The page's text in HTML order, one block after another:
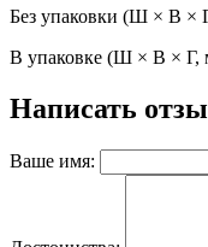
Без упаковки (Ш × В ×
В упаковке (Ш × В × Г,
Написать
Ваше имя: